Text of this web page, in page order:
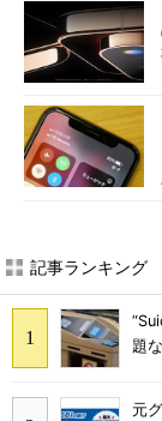
記事ランキング
題
元